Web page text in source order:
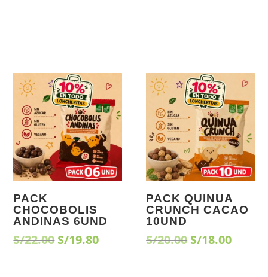
¡Oferta!
PACK
CHOCOBOLIS
ANDINAS 6UND
S/22.00 El
S/19.80El
¡Oferta!
PACK QUINUA
CRUNCH CACAO
10UND
S/20.00 El
S/18.00El